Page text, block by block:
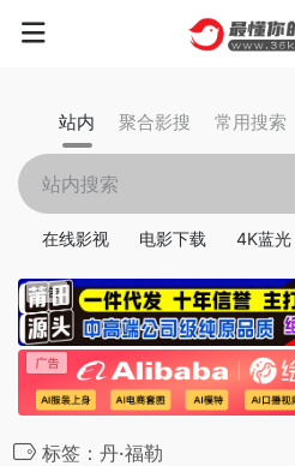
站内 聚合影搜 常用搜索
在线影视 电影下载 4K蓝光
标签：丹·福勒